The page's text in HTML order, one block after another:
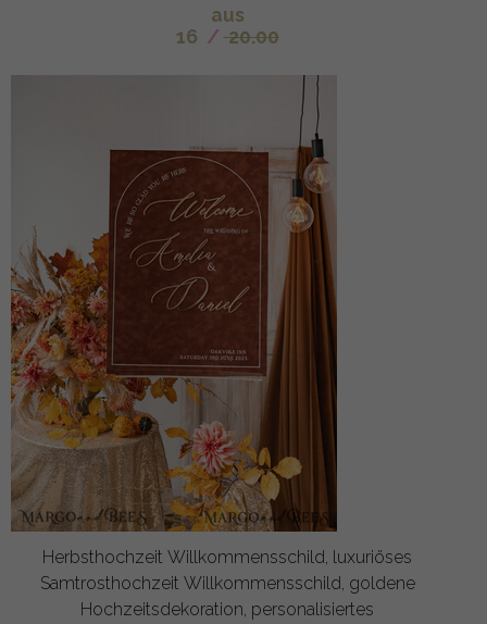
aus
16 / 20.00
Herbsthochzeit Willkommensschild, luxuriöses
Samtrosthochzeit Willkommensschild, goldene
Hochzeitsdekoration, personalisiertes